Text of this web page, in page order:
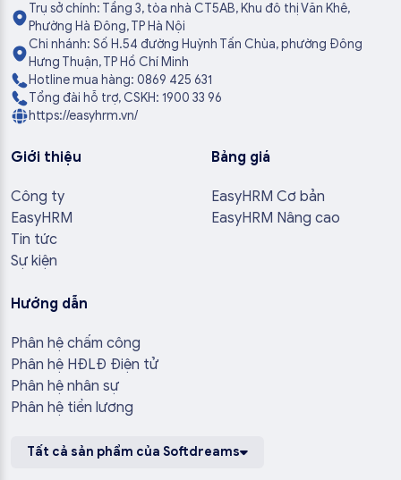
Trụ sở chính: Tầng 3, tòa nhà CT5AB, Khu đô thị Văn Khê,
Phường Hà Đông, TP Hà Nội
Chi nhánh: Số H.54 đường Huỳnh Tấn Chùa, phường Đông
Hưng Thuận, TP Hồ Chí Minh
Hotline mua hàng: 0869 425 631
Tổng đài hỗ trợ, CSKH: 1900 33 96
https://easyhrm.vn/
Giới thiệu
Công ty
EasyHRM
Tin tức
Sự kiện
Bảng giá
EasyHRM Cơ bản
EasyHRM Nâng cao
Hướng dẫn
Phân hệ chấm công
Phân hệ HĐLĐ Điện tử
Phân hệ nhân sự
Phân hệ tiền lương
Tất cả sản phẩm của Softdreams